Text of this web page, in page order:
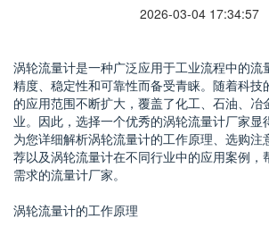
2026-03-04 17:34:57
涡轮流量计是一种广泛应用于工业流程中的流
精度、稳定性和可靠性而备受青睐。随着科技
的应用范围不断扩大，覆盖了化工、石油、冶
业。因此，选择一个优秀的涡轮流量计厂家显
为您详细解析涡轮流量计的工作原理、选购注
荐以及涡轮流量计在不同行业中的应用案例，
需求的流量计厂家。
涡轮流量计的工作原理